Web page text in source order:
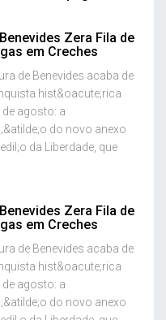
Zera Fila de
em Creches
de Benevides acaba de
hist&oacute;rica
agosto: a
do novo anexo
da Liberdade, que
Zera Fila de
em Creches
de Benevides acaba de
hist&oacute;rica
agosto: a
do novo anexo